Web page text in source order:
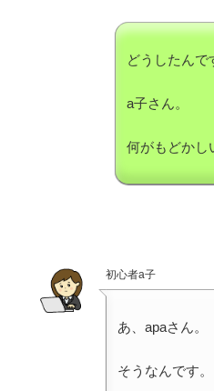
どうしたんで
a子さん。
何がもどかし
初心者a子
あ、apaさん。
そうなんです。